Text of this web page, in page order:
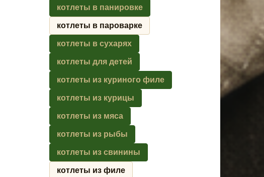
котлеты в панировке
котлеты в пароварке
котлеты в сухарях
котлеты для детей
котлеты из куриного филе
котлеты из курицы
котлеты из мяса
котлеты из рыбы
котлеты из свинины
котлеты из филе